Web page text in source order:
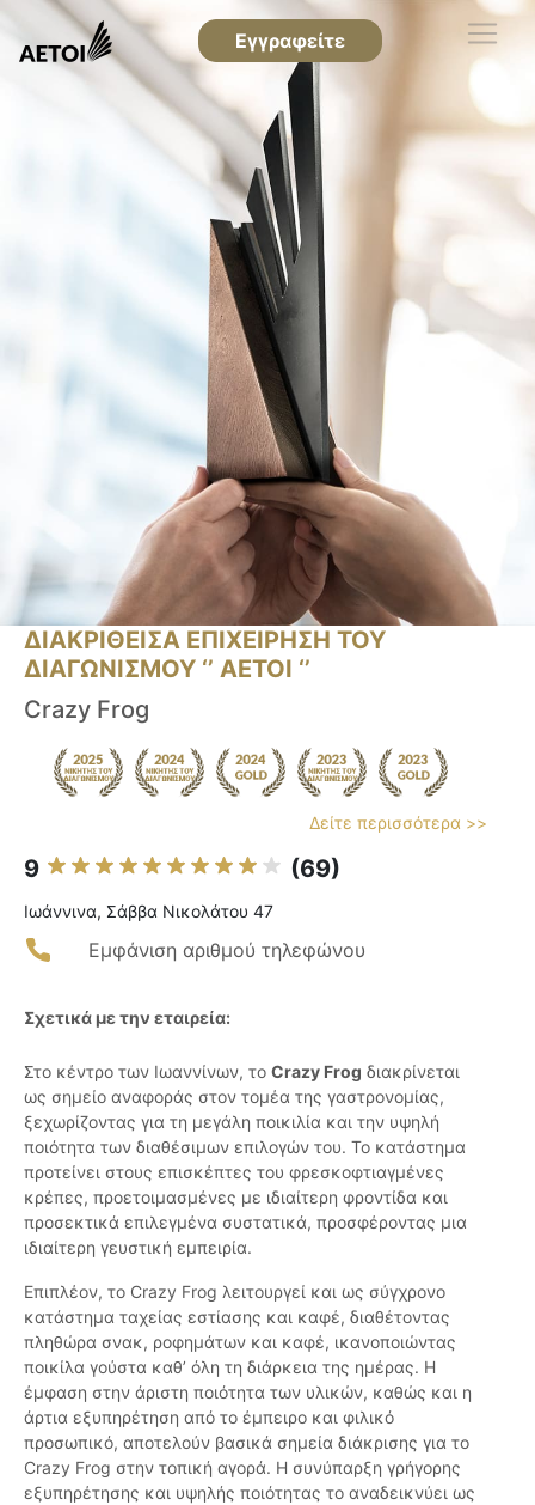
Εγγραφείτε
ΔΙΑΚΡΙΘΕΙΣΑ ΕΠΙΧΕΙΡΗΣΗ ΤΟΥ
ΔΙΑΓΩΝΙΣΜΟΥ ‘’ ΑΕΤΟΙ ‘’
Crazy Frog
Δείτε περισσότερα >>
9 (69)
Ιωάννινα, Σάββα Nικολάτου 47
Εμφάνιση αριθμού τηλεφώνου
Σχετικά με την εταιρεία:
Στο κέντρο των Ιωαννίνων, το Crazy Frog διακρίνεται
ως σημείο αναφοράς στον τομέα της γαστρονομίας,
ξεχωρίζοντας για τη μεγάλη ποικιλία και την υψηλή
ποιότητα των διαθέσιμων επιλογών του. Το κατάστημα
προτείνει στους επισκέπτες του φρεσκοφτιαγμένες
κρέπες, προετοιμασμένες με ιδιαίτερη φροντίδα και
προσεκτικά επιλεγμένα συστατικά, προσφέροντας μια
ιδιαίτερη γευστική εμπειρία.
Επιπλέον, το Crazy Frog λειτουργεί και ως σύγχρονο
κατάστημα ταχείας εστίασης και καφέ, διαθέτοντας
πληθώρα σνακ, ροφημάτων και καφέ, ικανοποιώντας
ποικίλα γούστα καθ’ όλη τη διάρκεια της ημέρας. Η
έμφαση στην άριστη ποιότητα των υλικών, καθώς και η
άρτια εξυπηρέτηση από το έμπειρο και φιλικό
προσωπικό, αποτελούν βασικά σημεία διάκρισης για το
Crazy Frog στην τοπική αγορά. Η συνύπαρξη γρήγορης
εξυπηρέτησης και υψηλής ποιότητας το αναδεικνύει ως